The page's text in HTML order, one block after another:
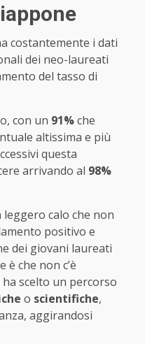
costantemente i dati
dei neo-laureati
del tasso di
con un 91%che
altissima e più
questa
arrivando al 98%
calo che non
positivo e
dei giovani laureati
è che non c’è
scelto un percorso
o scientifiche,
aggirandosi